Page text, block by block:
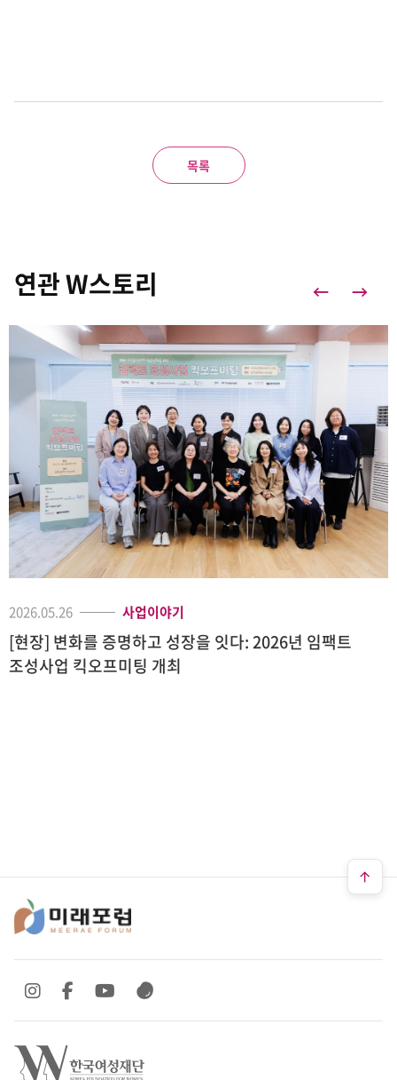
목록
연관 W스토리
2026.05.26 사업이야기
[현장] 변화를 증명하고 성장을 잇다: 2026년 임팩트
조성사업 킥오프미팅 개최
SNS 바로가기
SNS 바로가기SNS 바로가기
SNS 바로가기